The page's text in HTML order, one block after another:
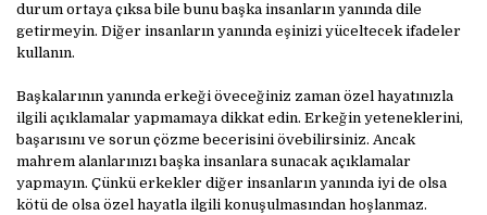
durum ortaya çıksa bile bunu başka insanların yanında dile
getirmeyin. Diğer insanların yanında eşinizi yüceltecek ifadeler
kullanın.
Başkalarının yanında erkeği öveceğiniz zaman özel hayatınızla
ilgili açıklamalar yapmamaya dikkat edin. Erkeğin yeteneklerini,
başarısını ve sorun çözme becerisini övebilirsiniz. Ancak
mahrem alanlarınızı başka insanlara sunacak açıklamalar
yapmayın. Çünkü erkekler diğer insanların yanında iyi de olsa
kötü de olsa özel hayatla ilgili konuşulmasından hoşlanmaz.